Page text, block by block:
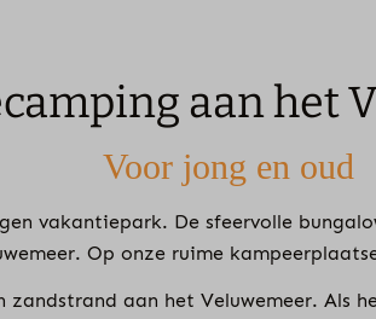
aan het
Voor jong en oud
vakantiepark. De sfeervolle
Op onze ruime
aan het Veluwemeer. Als